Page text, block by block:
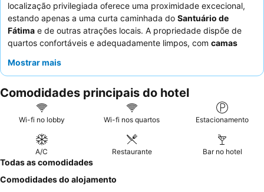
localização privilegiada oferece uma proximidade excecional,
estando apenas a uma curta caminhada do Santuário de
Fátima e de outras atrações locais. A propriedade dispõe de
quartos confortáveis e adequadamente limpos, com camas
consistentemente os funcionários atenciosos e acolhedores, e
de qualidade. Para uma estadia mais tranquila, os hóspedes
devem considerar solicitar um quarto virado para o jardim.
Mostrar mais
Comodidades principais do hotel
Wi-fi no lobby Wi-fi nos quartos Estacionamento
A/C Restaurante Bar no hotel
Todas as comodidades
Comodidades do alojamento